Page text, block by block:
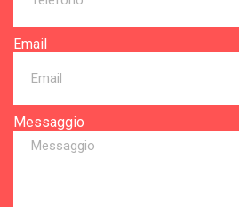
Email
Messaggio